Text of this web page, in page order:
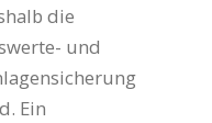
die
und
Ein